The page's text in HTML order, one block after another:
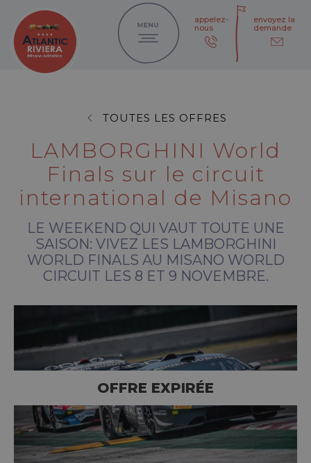
appelez-
nous
envoyez la
demande
TOUTES LES OFFRES
LAMBORGHINI World
Finals sur le circuit
international de Misano
LE WEEKEND QUI VAUT TOUTE UNE
SAISON: VIVEZ LES LAMBORGHINI
WORLD FINALS AU MISANO WORLD
CIRCUIT LES 8 ET 9 NOVEMBRE.
OFFRE EXPIRÉE